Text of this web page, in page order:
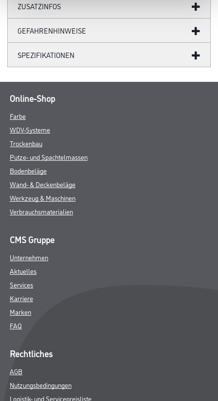
ZUSATZINFOS
GEFAHRENHINWEISE
SPEZIFIKATIONEN
Online-Shop
Farbe
WDV-Systeme
Trockenbau
Putze- und Spachtelmassen
Bodenbeläge
Wand- & Deckenbeläge
Werkzeug & Maschinen
Verbrauchsmaterialien
CMS Gruppe
Unternehmen
Aktuelles
Services
Karriere
Marken
FAQ
Rechtliches
AGB
Nutzungsbedingungen
Logistik- und Servicepreisliste